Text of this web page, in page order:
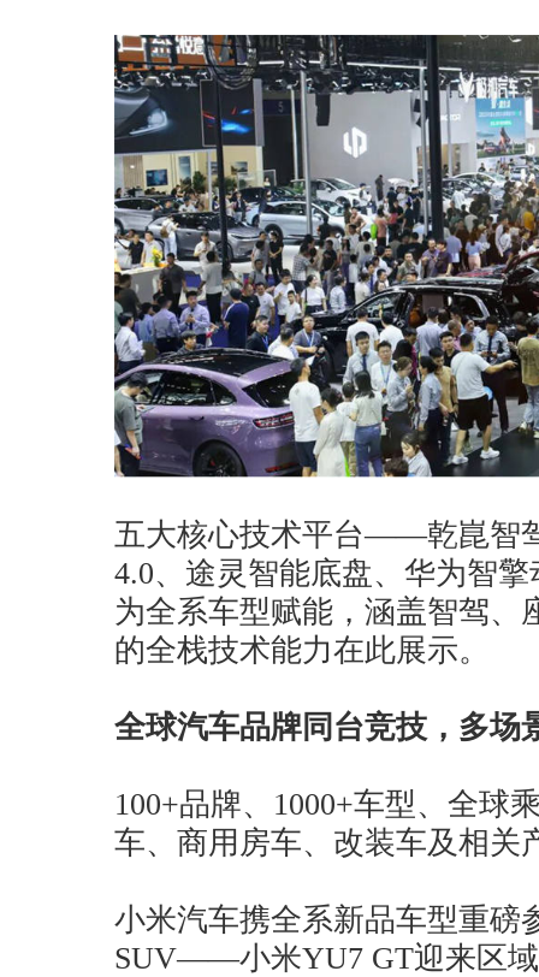
五大核心技术平台——乾崑智
4.0、途灵智能底盘、华为智
为全系车型赋能，涵盖智驾、
的全栈技术能力在此展示。
全球汽车品牌同台竞技，多场
100+品牌、1000+车型、全球
车、商用房车、改装车及相关
小米汽车携全系新品车型重磅
SUV——小米YU7 GT迎来区